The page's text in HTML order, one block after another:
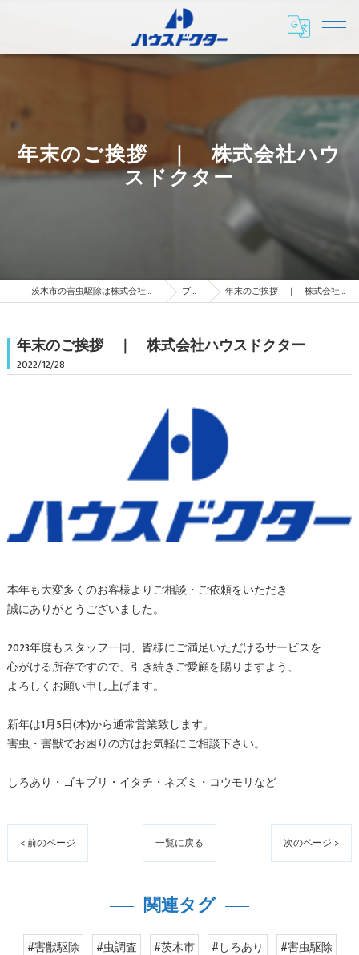
年末のご挨拶 ｜ 株式会社ハウ
スドクター
茨木市の害虫駆除は株式会社ハウスドクター ブログ 年末のご挨拶 ｜ 株式会社ハウスドクター
年末のご挨拶 ｜ 株式会社ハウスドクター
2022/12/28
本年も大変多くのお客様よりご相談・ご依頼をいただき
誠にありがとうございました。
2023年度もスタッフ一同、皆様にご満足いただけるサービスを
心がける所存ですので、引き続きご愛顧を賜りますよう、
よろしくお願い申し上げます。
新年は1月5日(木)から通常営業致します。
害虫・害獣でお困りの方はお気軽にご相談下さい。
しろあり・ゴキブリ・イタチ・ネズミ・コウモリなど
< 前のページ 一覧に戻る 次のページ >
関連タグ
#害獣駆除 #虫調査 #茨木市 #しろあり
#害虫駆除